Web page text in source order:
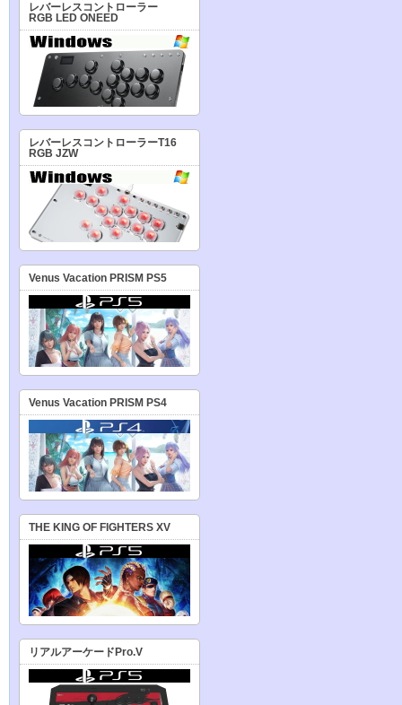
レバーレスコントローラー
RGB LED ONEED
レバーレスコントローラーT16
RGB JZW
Venus Vacation PRISM PS5
Venus Vacation PRISM PS4
THE KING OF FIGHTERS XV
リアルアーケードPro.V